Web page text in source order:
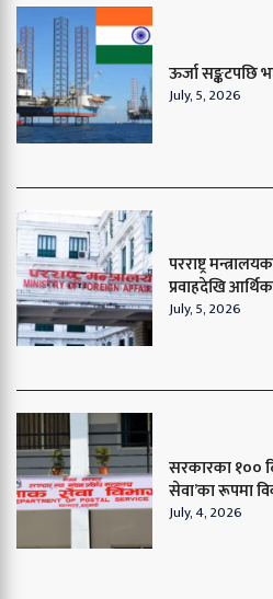
ऊर्जा सङ्कटपछि
July, 5, 2026
परराष्ट्र
प्रवाहदेखि
July, 5, 2026
सरकारका १००
सेवा’का रूपमा
July, 4, 2026